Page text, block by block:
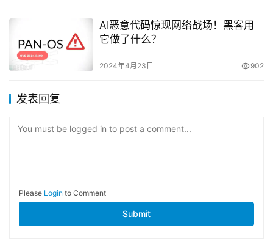
AI恶意代码惊现网络战场！黑客用
它做了什么？
2024年4月23日 902
发表回复
You must be logged in to post a comment...
Please Login to Comment
Submit